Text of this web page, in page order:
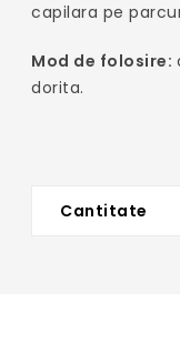
capilara pe
Mod de folosire:
dorita.
Cantitate